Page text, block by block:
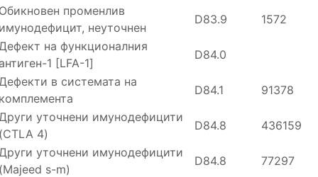
променлив
неуточнен
D83.9
1572
на функционалния
1 [LFA-1]
D84.0
в системата на
D84.1
91378
уточнени имунодефицити
4)
D84.8
436159
уточнени имунодефицити
s-m)
D84.8
77297